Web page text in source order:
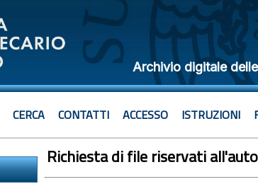
Archivio digitale
CERCA CONTATTI ACCESSO ISTRUZIONI
Richiesta di file riservati